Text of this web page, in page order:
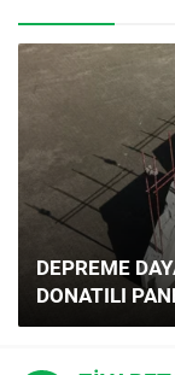
DEPREME
DONATILI